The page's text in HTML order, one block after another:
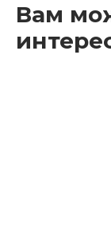
Вам